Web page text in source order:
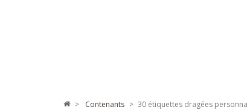
> contenants > 30 étiquettes dragées